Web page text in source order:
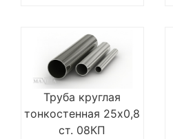
Труба круглая
тонкостенная 25х0,8
ст. 08КП